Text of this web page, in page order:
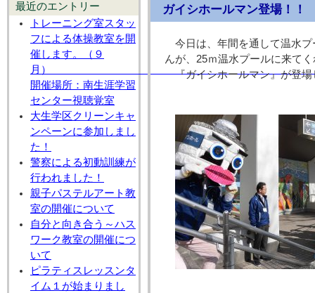
最近のエントリー
トレーニング室スタッ
フによる体操教室を開
催します。（９
月
開催場所：南生涯学習
センター視聴覚室
大生学区クリーンキャ
ンペーンに参加しまし
た！
警察による初動訓練が
行われました！
親子パステルアート教
室の開催について
自分と向き合う～ハス
ワーク教室の開催につ
いて
ピラティスレッスンタ
イム１が始まりまし
ガイシホールマン登場！！
今日は、年間を通して温水
んが、25ｍ温水プールに来て
『ガイシホールマン』が登場